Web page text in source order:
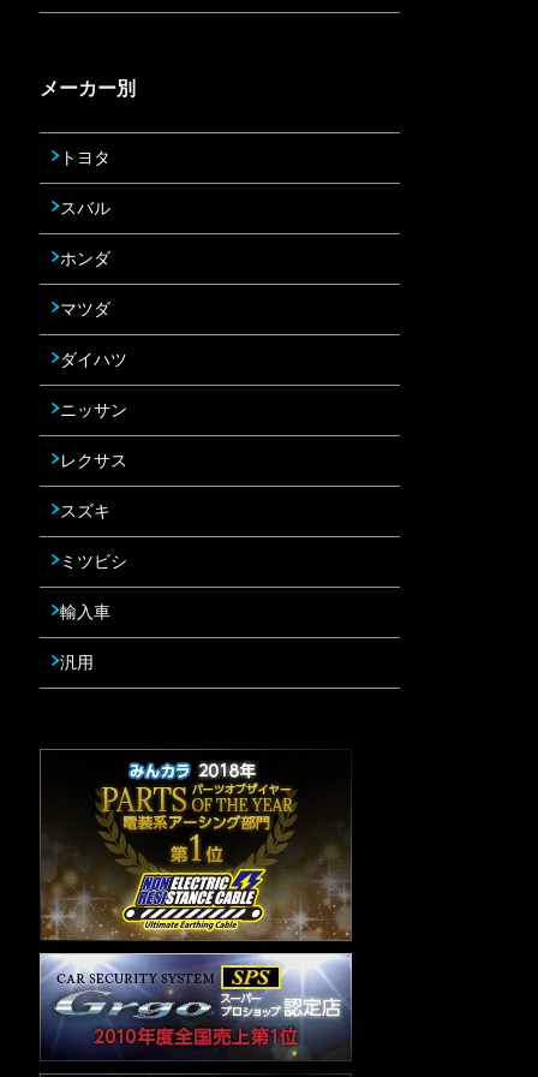
メーカー別
トヨタ
スバル
ホンダ
マツダ
ダイハツ
ニッサン
レクサス
スズキ
ミツビシ
輸入車
汎用